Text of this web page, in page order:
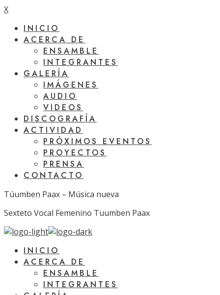
X
INICIO
ACERCA DE
ENSAMBLE
INTEGRANTES
GALERÍA
IMÁGENES
AUDIO
VIDEOS
DISCOGRAFÍA
ACTIVIDAD
PRÓXIMOS EVENTOS
PROYECTOS
PRENSA
CONTACTO
Túumben Paax – Música nueva
Sexteto Vocal Femenino Tuumben Paax
INICIO
ACERCA DE
ENSAMBLE
INTEGRANTES